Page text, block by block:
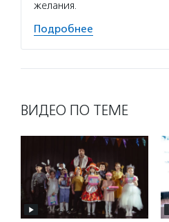
желания.
Подробнее
ВИДЕО ПО ТЕМЕ